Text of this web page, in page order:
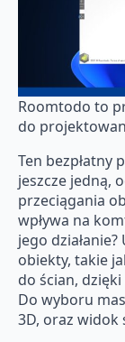
Roomtodo to
do
Ten
jeszcze jedną,
przeciągania
wpływa na
jego
obiekty, takie
do ścian,
Do wyboru
3D, oraz widok